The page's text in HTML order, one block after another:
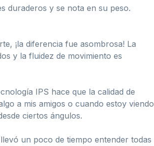
duraderos y se nota en su peso.
¡la diferencia fue asombrosa! La
y la fluidez de movimiento es
IPS hace que la calidad de
a mis amigos o cuando estoy viendo
ciertos ángulos.
un poco de tiempo entender todas